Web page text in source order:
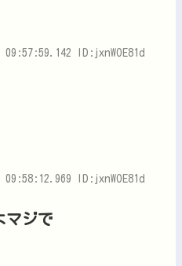
ID:jxnWOE81d
ID:jxnWOE81d
マジで